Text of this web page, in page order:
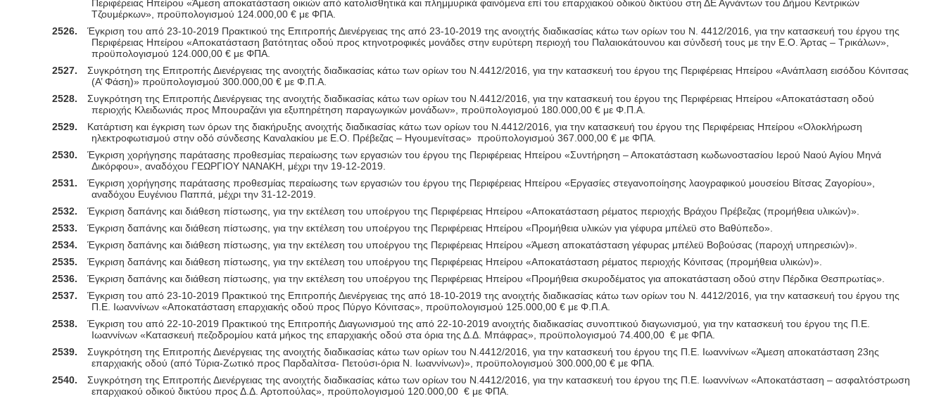
Περιφέρειας Ηπείρου «Άμεση αποκατάσταση οικιών από κατολισθητικά και πλημμυρικά φαινόμενα επί του επαρχιακού οδικού δικτύου στη ΔΕ Αγνάντων του Δήμου Κεντρικών
Τζουμέρκων», προϋπολογισμού 124.000,00 € με ΦΠΑ.
2526.
Έγκριση του από 23-10-2019 Πρακτικού της Επιτροπής Διενέργειας της από 23-10-2019 της ανοιχτής διαδικασίας κάτω των ορίων του Ν. 4412/2016, για την κατασκευή του έργου της
Περιφέρειας Ηπείρου «Αποκατάσταση βατότητας οδού προς κτηνοτροφικές μονάδες στην ευρύτερη περιοχή του Παλαιοκάτουνου και σύνδεσή τους με την Ε.Ο. Άρτας – Τρικάλων»,
προϋπολογισμού 124.000,00 € με ΦΠΑ.
2527.
Συγκρότηση της Επιτροπής Διενέργειας της ανοιχτής διαδικασίας κάτω των ορίων του Ν.4412/2016, για την κατασκευή του έργου της Περιφέρειας Ηπείρου «Ανάπλαση εισόδου Κόνιτσας
(Α’ Φάση)» προϋπολογισμού 300.000,00 € με Φ.Π.Α.
2528.
Συγκρότηση της Επιτροπής Διενέργειας της ανοιχτής διαδικασίας κάτω των ορίων του Ν.4412/2016, για την κατασκευή του έργου της Περιφέρειας Ηπείρου «Αποκατάσταση οδού
περιοχής Κλειδωνιάς προς Μπουραζάνι για εξυπηρέτηση παραγωγικών μονάδων», προϋπολογισμού 180.000,00 € με Φ.Π.Α.
2529.
Κατάρτιση και έγκριση των όρων της διακήρυξης ανοιχτής διαδικασίας κάτω των ορίων του Ν.4412/2016, για την κατασκευή του έργου της Περιφέρειας Ηπείρου «Ολοκλήρωση
ηλεκτροφωτισμού στην οδό σύνδεσης Καναλακίου με Ε.Ο. Πρέβεζας – Ηγουμενίτσας» προϋπολογισμού 367.000,00 € με ΦΠΑ.
2530.
Έγκριση χορήγησης παράτασης προθεσμίας περαίωσης των εργασιών του έργου της Περιφέρειας Ηπείρου «Συντήρηση – Αποκατάσταση κωδωνοστασίου Ιερού Ναού Αγίου Μηνά
Δικόρφου», αναδόχου ΓΕΩΡΓΙΟΥ ΝΑΝΑΚΗ, μέχρι την 19-12-2019.
2531.
Έγκριση χορήγησης παράτασης προθεσμίας περαίωσης των εργασιών του έργου της Περιφέρειας Ηπείρου «Εργασίες στεγανοποίησης λαογραφικού μουσείου Βίτσας Ζαγορίου»,
αναδόχου Ευγένιου Παππά, μέχρι την 31-12-2019.
2532.
Έγκριση δαπάνης και διάθεση πίστωσης, για την εκτέλεση του υποέργου της Περιφέρειας Ηπείρου «Αποκατάσταση ρέματος περιοχής Βράχου Πρέβεζας (προμήθεια υλικών)».
2533.
Έγκριση δαπάνης και διάθεση πίστωσης, για την εκτέλεση του υποέργου της Περιφέρειας Ηπείρου «Προμήθεια υλικών για γέφυρα μπέλεϋ στο Βαθύπεδο».
2534.
Έγκριση δαπάνης και διάθεση πίστωσης, για την εκτέλεση του υποέργου της Περιφέρειας Ηπείρου «Άμεση αποκατάσταση γέφυρας μπέλεϋ Βοβούσας (παροχή υπηρεσιών)».
2535.
Έγκριση δαπάνης και διάθεση πίστωσης, για την εκτέλεση του υποέργου της Περιφέρειας Ηπείρου «Αποκατάσταση ρέματος περιοχής Κόνιτσας (προμήθεια υλικών)».
2536.
Έγκριση δαπάνης και διάθεση πίστωσης, για την εκτέλεση του υποέργου της Περιφέρειας Ηπείρου «Προμήθεια σκυροδέματος για αποκατάσταση οδού στην Πέρδικα Θεσπρωτίας».
2537.
Έγκριση του από 23-10-2019 Πρακτικού της Επιτροπής Διενέργειας της από 18-10-2019 της ανοιχτής διαδικασίας κάτω των ορίων του Ν. 4412/2016, για την κατασκευή του έργου της
Π.Ε. Ιωαννίνων «Αποκατάσταση επαρχιακής οδού προς Πύργο Κόνιτσας», προϋπολογισμού 125.000,00€ με Φ.Π.Α.
2538.
Έγκριση του από 22-10-2019 Πρακτικού της Επιτροπής Διαγωνισμού της από 22-10-2019 ανοιχτής διαδικασίας συνοπτικού διαγωνισμού, για την κατασκευή του έργου της Π.Ε.
Ιωαννίνων«Κατασκευή πεζοδρομίου κατά μήκος της επαρχιακής οδού στα όρια της Δ.Δ. Μπάφρας», προϋπολογισμού 74.400,00 € με ΦΠΑ.
2539.
Συγκρότηση της Επιτροπής Διενέργειας της ανοιχτής διαδικασίας κάτω των ορίων του Ν.4412/2016, για την κατασκευή του έργου της Π.Ε. Ιωαννίνων «Άμεση αποκατάσταση 23ης
επαρχιακής οδού (από Τύρια-Ζωτικό προς Παρδαλίτσα- Πετούσι-όρια Ν. Ιωαννίνων)», προϋπολογισμού 300.000,00 € με ΦΠΑ.
2540.
Συγκρότηση της Επιτροπής Διενέργειας της ανοιχτής διαδικασίας κάτω των ορίων του Ν.4412/2016, για την κατασκευή του έργου της Π.Ε. Ιωαννίνων «Αποκατάσταση – ασφαλτόστρωση
επαρχιακού οδικού δικτύου προς Δ.Δ. Αρτοπούλας», προϋπολογισμού 120.000,00 € με ΦΠΑ.